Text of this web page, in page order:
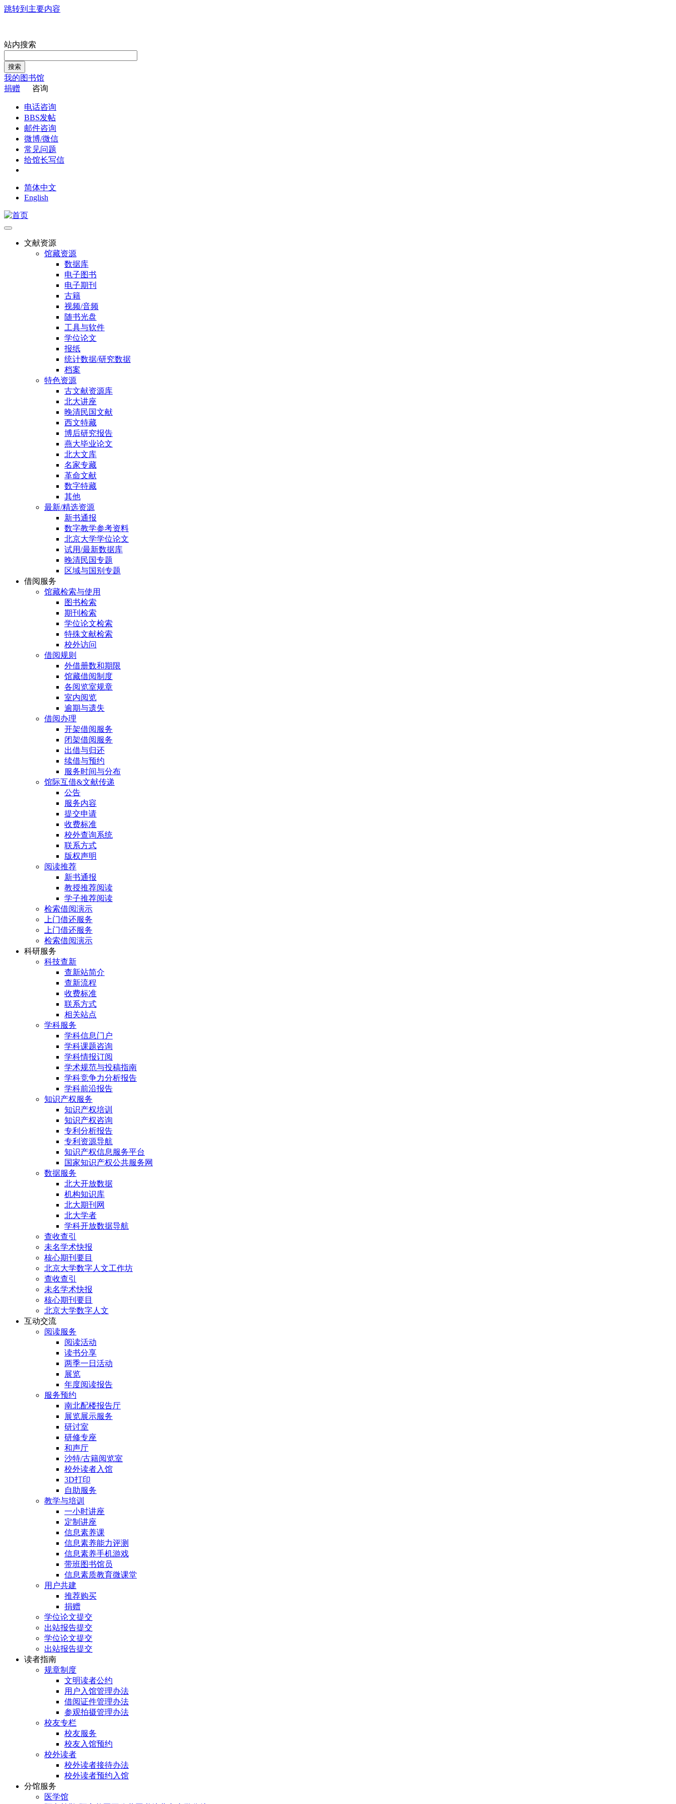
跳转到主要内容
站内搜索
搜索
我的图书馆
捐赠
咨询
电话咨询
BBS发帖
邮件咨询
微博/微信
常见问题
给馆长写信
简体中文
English
文献资源
馆藏资源
数据库
电子图书
电子期刊
古籍
视频/音频
随书光盘
工具与软件
学位论文
报纸
统计数据/研究数据
档案
特色资源
古文献资源库
北大讲座
晚清民国文献
西文特藏
博后研究报告
燕大毕业论文
北大文库
名家专藏
革命文献
数字特藏
其他
最新/精选资源
新书通报
数字教学参考资料
北京大学学位论文
试用/最新数据库
晚清民国专题
区域与国别专题
借阅服务
馆藏检索与使用
图书检索
期刊检索
学位论文检索
特殊文献检索
校外访问
借阅规则
外借册数和期限
馆藏借阅制度
各阅览室规章
室内阅览
逾期与遗失
借阅办理
开架借阅服务
闭架借阅服务
出借与归还
续借与预约
服务时间与分布
馆际互借&文献传递
公告
服务内容
提交申请
收费标准
校外查询系统
联系方式
版权声明
阅读推荐
新书通报
教授推荐阅读
学子推荐阅读
检索借阅演示
上门借还服务
上门借还服务
检索借阅演示
科研服务
科技查新
查新站简介
查新流程
收费标准
联系方式
相关站点
学科服务
学科信息门户
学科课题咨询
学科情报订阅
学术规范与投稿指南
学科竞争力分析报告
学科前沿报告
知识产权服务
知识产权培训
知识产权咨询
专利分析报告
专利资源导航
知识产权信息服务平台
国家知识产权公共服务网
数据服务
北大开放数据
机构知识库
北大期刊网
北大学者
学科开放数据导航
查收查引
未名学术快报
核心期刊要目
北京大学数字人文工作坊
查收查引
未名学术快报
核心期刊要目
北京大学数字人文
互动交流
阅读服务
阅读活动
读书分享
两季一日活动
展览
年度阅读报告
服务预约
南北配楼报告厅
展览展示服务
研讨室
研修专座
和声厅
沙特/古籍阅览室
校外读者入馆
3D打印
自助服务
教学与培训
一小时讲座
定制讲座
信息素养课
信息素养能力评测
信息素养手机游戏
带班图书馆员
信息素质教育微课堂
用户共建
推荐购买
捐赠
学位论文提交
出站报告提交
学位论文提交
出站报告提交
读者指南
规章制度
文明读者公约
用户入馆管理办法
借阅证件管理办法
参观拍摄管理办法
校友专栏
校友服务
校友入馆预约
校外读者
校外读者接待办法
校外读者预约入馆
分馆服务
医学馆